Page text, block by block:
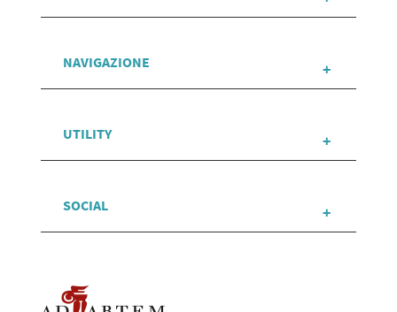
NAVIGAZIONE
UTILITY
SOCIAL